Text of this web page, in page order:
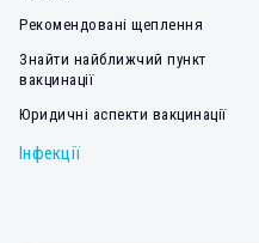
Рекомендовані щеплення
Знайти найближчий пункт
вакцинації
Юридичні аспекти вакцинації
Інфекції